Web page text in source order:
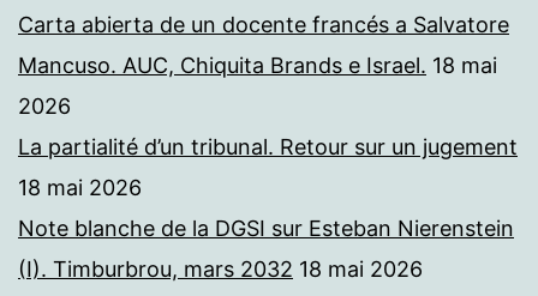
Carta abierta de un docente francés a Salvatore
Mancuso. AUC, Chiquita Brands e Israel. 18 mai
2026
La partialité d’un tribunal. Retour sur un jugement
18 mai 2026
Note blanche de la DGSI sur Esteban Nierenstein
(I). Timburbrou, mars 2032 18 mai 2026